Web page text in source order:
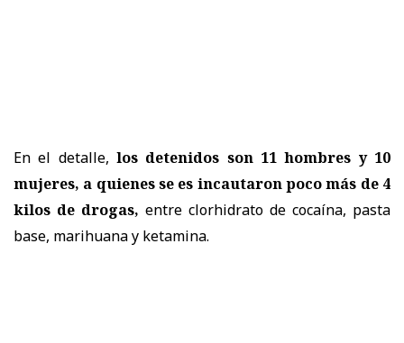
En el detalle, los detenidos son 11 hombres y 10
mujeres, a quienes se es incautaron poco más de 4
kilos de drogas, entre clorhidrato de cocaína, pasta
base, marihuana y ketamina.